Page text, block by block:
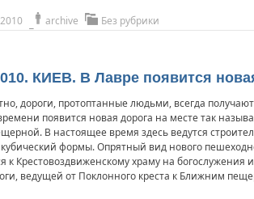
archive Без рубрики
КИЕВ. В Лавре появится
дороги, протоптанные людьми, всегда
появится новая дорога на месте так
В настоящее время здесь ведутся
формы. Опрятный вид нового
к Крестовоздвиженскому храму на
ведущей от Поклонного креста к Ближним